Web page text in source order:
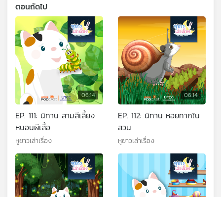
ตอนถัดไป
06:14
EP. 111: นิทาน สามสีเลี้ยง
หนอนผีเสื้อ
หูยาวเล่าเรื่อง
06:14
EP. 112: นิทาน หอยทากใน
สวน
หูยาวเล่าเรื่อง